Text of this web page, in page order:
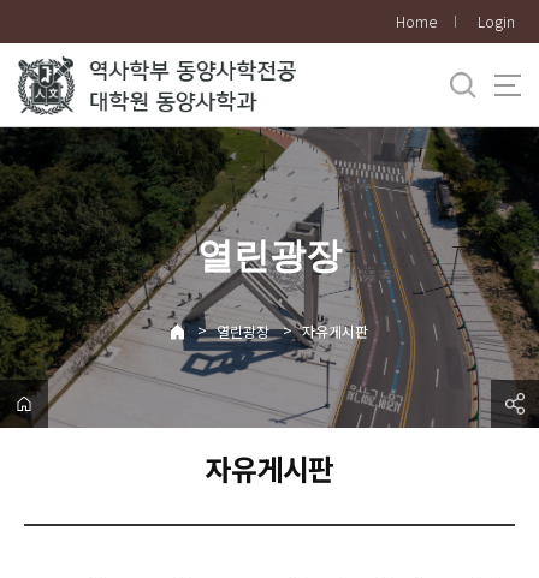
로
메
뉴
Home Login
열린광장
> 열린광장 > 자유게시판
자유게시판